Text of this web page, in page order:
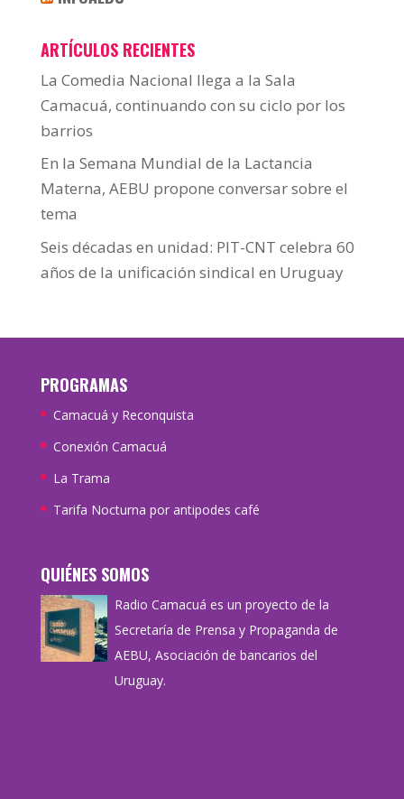
ARTÍCULOS RECIENTES
La Comedia Nacional llega a la Sala
Camacuá, continuando con su ciclo por los
barrios
En la Semana Mundial de la Lactancia
Materna, AEBU propone conversar sobre el
tema
Seis décadas en unidad: PIT-CNT celebra 60
años de la unificación sindical en Uruguay
PROGRAMAS
Camacuá y Reconquista
Conexión Camacuá
La Trama
Tarifa Nocturna por antipodes café
QUIÉNES SOMOS
Radio Camacuá es un proyecto de la
Secretaría de Prensa y Propaganda de
AEBU, Asociación de bancarios del
Uruguay.